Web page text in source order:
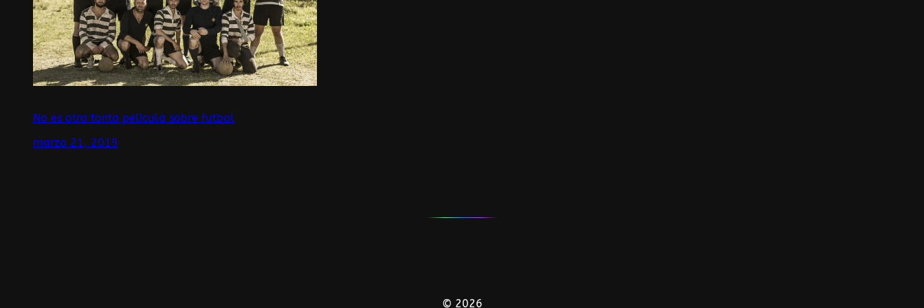
No es otra tonta película sobre futbol
marzo 21, 2019
© 2026